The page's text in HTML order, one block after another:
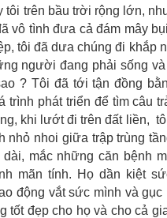
tôi trên bầu trời rộng lớn,
vô tình đưa cả đám mây
tôi đã dưa chúng đi khắp
người đang phải sống
? Tôi đã tới tận đồng
trình phát triển để tìm câu
khi lướt đi trên đất liền,
nhỏ nhoi giữa trập trùng
mắc những căn bệnh
mãn tính. Họ dần kiệt
động vắt sức mình và
tốt đẹp cho họ và cho cả